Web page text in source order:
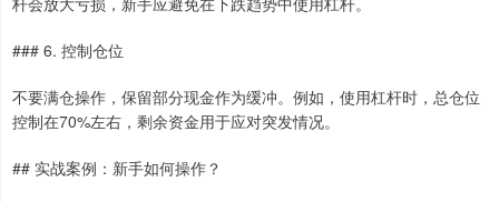
### 6. 控制仓位
不要满仓操作，保留部分现金作为缓冲。例如，使用杠杆时，总仓位
控制在70%左右，剩余资金用于应对突发情况。
## 实战案例：新手如何操作？